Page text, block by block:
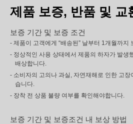
제품 보증, 반품 및 교
보증 기간 및 보증 조건
- 제품이 고객에게 “배송된” 날부터 1개월까지
- 정상적인 사용 상태에서 제품의 하자가 발생
배상합니다.
- 소비자의 고의나 과실, 자연재해로 인한 고
습니다.
- 장착 전 상품 불량 여부를 확인해야합니다.
보증 기간 및 보증조건 내 보상 방법